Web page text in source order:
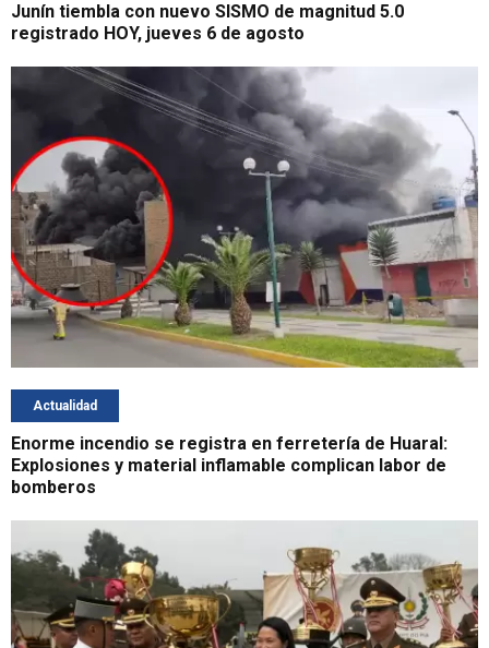
Junín tiembla con nuevo SISMO de magnitud 5.0
registrado HOY, jueves 6 de agosto
Actualidad
Enorme incendio se registra en ferretería de Huaral:
Explosiones y material inflamable complican labor de
bomberos